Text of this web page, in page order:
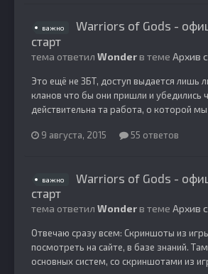
важно
Warriors of Gods -
старт
тема ответил Wonderв теме Архив
Это ещё не ЗБТ, доступ выдается лишь
кланов что бы они пришли и убедились
действительна та работа, о которой
9 августа, 2015 55 ответов
важно
Warriors of Gods -
старт
тема ответил Wonderв теме Архив
Отвечаю сразу всем: Скриншоты из
посмотреть на сайте, в базе знаний.
основных систем, со скриншотами из